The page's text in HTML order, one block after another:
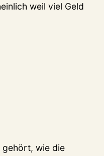
weil viel Geld
gehört, wie die